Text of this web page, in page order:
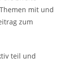
mit und
zum
teil und